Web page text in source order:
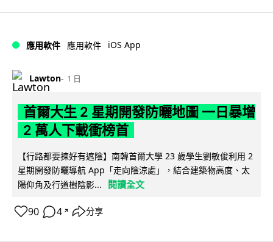
應用軟件 應用軟件 iOS App
Lawton 1 日
首爾大生 2 星期開發防曬地圖 一日暴增
2 萬人下載衝榜首
【行路都要揀好有遮陰】南韓首爾大學 23 歲學生劉敏俊利用 2
星期開發防曬導航 App「走向陰涼處」，結合建築物高度、太
陽仰角及行道樹陰影...
閱讀全文
90 4 ↗ 分享